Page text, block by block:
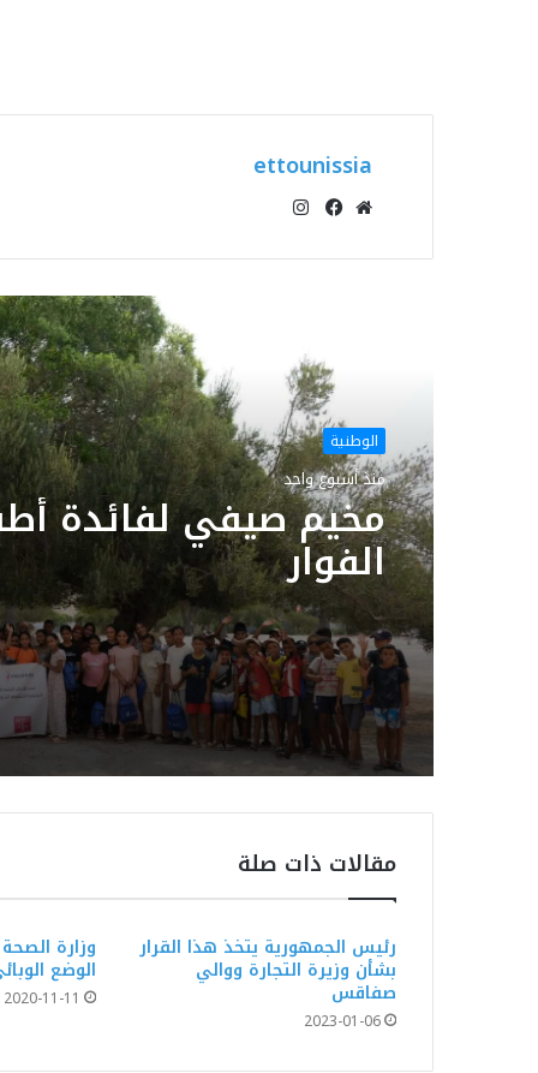
ettounissia
الويب
أقرأ التالي
الوطنية
منذ أسبوع واحد
مخيم صيفي لفائدة
الفوار
مقالات ذات صلة
رئيس الجمهورية يتخذ هذا القرار
بشأن وزيرة التجارة ووالي
صفاقس
2023-01-06
وزارة
الوضع
2020-11-11